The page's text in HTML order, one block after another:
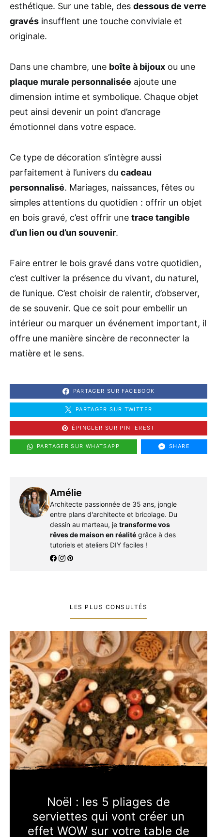
esthétique. Sur une table, des dessous de verre
gravés insufflent une touche conviviale et
originale.
Dans une chambre, une boîte à bijoux ou une
plaque murale personnalisée ajoute une
dimension intime et symbolique. Chaque objet
peut ainsi devenir un point d’ancrage
émotionnel dans votre espace.
Ce type de décoration s’intègre aussi
parfaitement à l’univers du cadeau
personnalisé. Mariages, naissances, fêtes ou
simples attentions du quotidien : offrir un objet
en bois gravé, c’est offrir une trace tangible
d’un lien ou d’un souvenir.
Faire entrer le bois gravé dans votre quotidien,
c’est cultiver la présence du vivant, du naturel,
de l’unique. C’est choisir de ralentir, d’observer,
de se souvenir. Que ce soit pour embellir un
intérieur ou marquer un événement important, il
offre une manière sincère de reconnecter la
matière et le sens.
PARTAGER SUR FACEBOOK
PARTAGER SUR TWITTER
ÉPINGLER SUR PINTEREST
PARTAGER SUR WHATSAPP SHARE
Amélie
Architecte passionnée de 35 ans, jongle
entre plans d'architecte et bricolage. Du
dessin au marteau, je transforme vos
rêves de maison en réalitégrâce à des
tutoriels et ateliers DIY faciles !
LES PLUS CONSULTÉS
Noël : les 5 pliages de
serviettes qui vont créer un
effet WOW sur votre table de